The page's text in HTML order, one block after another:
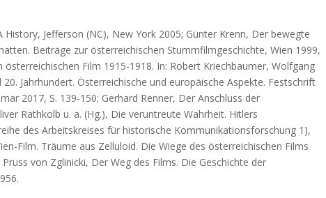
Jefferson (NC), New York 2005; Günter Krenn, Der bewegte
Beiträge zur österreichischen Stummfilmgeschichte, Wien 1999,
Film 1915-1918. In: Robert Kriechbaumer, Wolfgang
Jahrhundert. Österreichische und europäische Aspekte. Festschrift
2017, S. 139-150; Gerhard Renner, Der Anschluss der
Rathkolb u. a. (Hg.), Die veruntreute Wahrheit. Hitlers
des Arbeitskreises für historische Kommunikationsforschung 1),
Film. Träume aus Zelluloid. Die Wiege des österreichischen Films
von Zglinicki, Der Weg des Films. Die Geschichte der